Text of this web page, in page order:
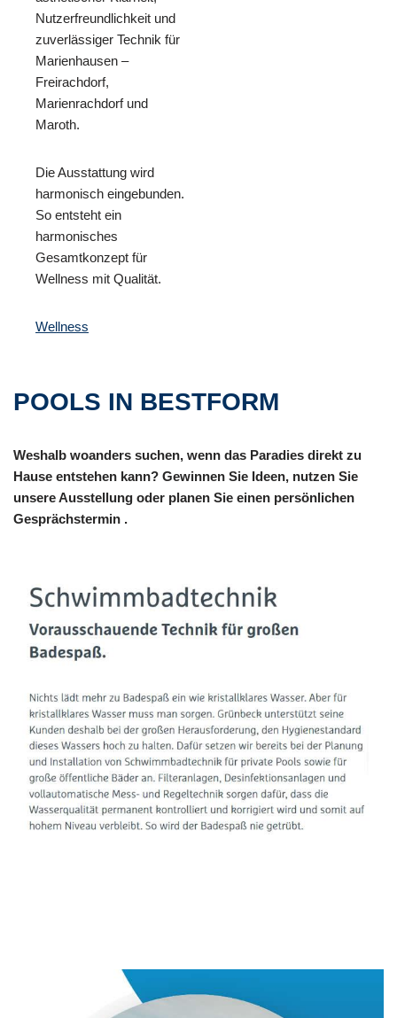
Nutzerfreundlichkeit und
zuverlässiger Technik für
Marienhausen –
Freirachdorf,
Marienrachdorf und
Maroth.
Die Ausstattung wird
harmonisch eingebunden.
So entsteht ein
harmonisches
Gesamtkonzept für
Wellness mit Qualität.
Wellness
POOLS IN BESTFORM
Weshalb woanders suchen, wenn das Paradies direkt zu
Hause entstehen kann? Gewinnen Sie Ideen, nutzen Sie
unsere Ausstellung oder planen Sie einen persönlichen
Gesprächstermin .